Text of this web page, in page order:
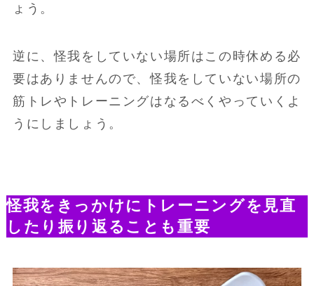
ょう。
逆に、怪我をしていない場所はこの時休める必
要はありませんので、怪我をしていない場所の
筋トレやトレーニングはなるべくやっていくよ
うにしましょう。
怪我をきっかけにトレーニングを見直
したり振り返ることも重要